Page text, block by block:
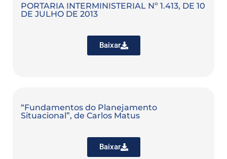
PORTARIA INTERMINISTERIAL Nº 1.413, DE 10
DE JULHO DE 2013
Baixar
“Fundamentos do Planejamento
Situacional”, de Carlos Matus
Baixar